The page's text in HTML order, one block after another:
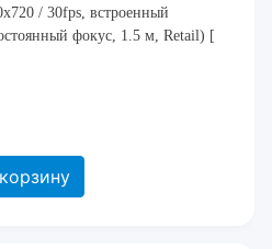
/ 30fps, встроенный
фокус, 1.5 м, Retail) [